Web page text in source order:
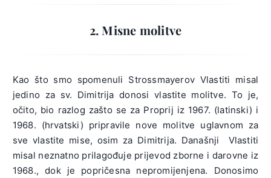
2. Misne molitve
Kao što smo spomenuli Strossmayerov Vlastiti misal
jedino za sv. Dimitrija donosi vlastite molitve. To je,
očito, bio razlog zašto se za Proprij iz 1967. (latinski) i
1968. (hrvatski) pripravile nove molitve uglavnom za
sve vlastite mise, osim za Dimitrija. Današnji Vlastiti
misal neznatno prilagođuje prijevod zborne i darovne iz
1968., dok je popričesna nepromijenjena. Donosimo